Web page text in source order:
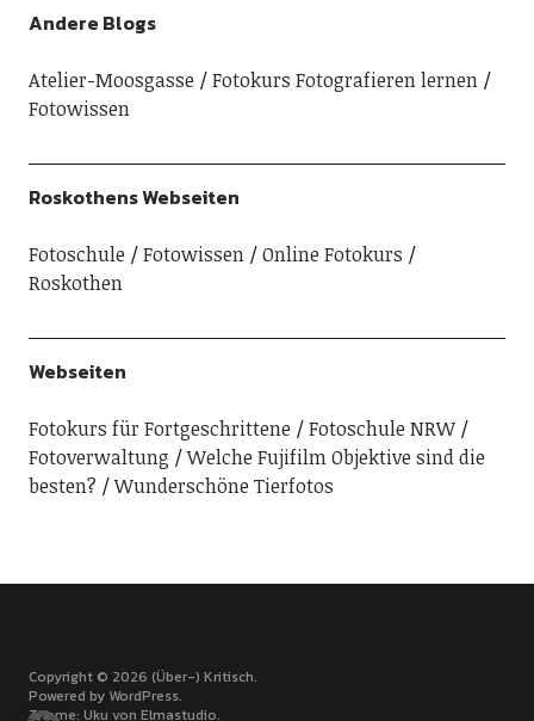
Andere Blogs
Atelier-Moosgasse
Fotokurs Fotografieren lernen
Fotowissen
Roskothens Webseiten
Fotoschule Fotowissen
Online Fotokurs
Roskothen
Webseiten
Fotokurs für Fortgeschrittene
Fotoschule NRW
Fotoverwaltung
Welche Fujifilm Objektive sind die
besten?
Wunderschöne Tierfotos
Copyright © 2026 (Über-) Kritisch
Powered by WordPress
Theme: Uku von Elmastudio